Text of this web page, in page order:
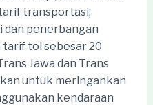
transportasi,
penerbangan
tarif tol sebesar 20
Jawa dan Trans
untuk meringankan
kendaraan